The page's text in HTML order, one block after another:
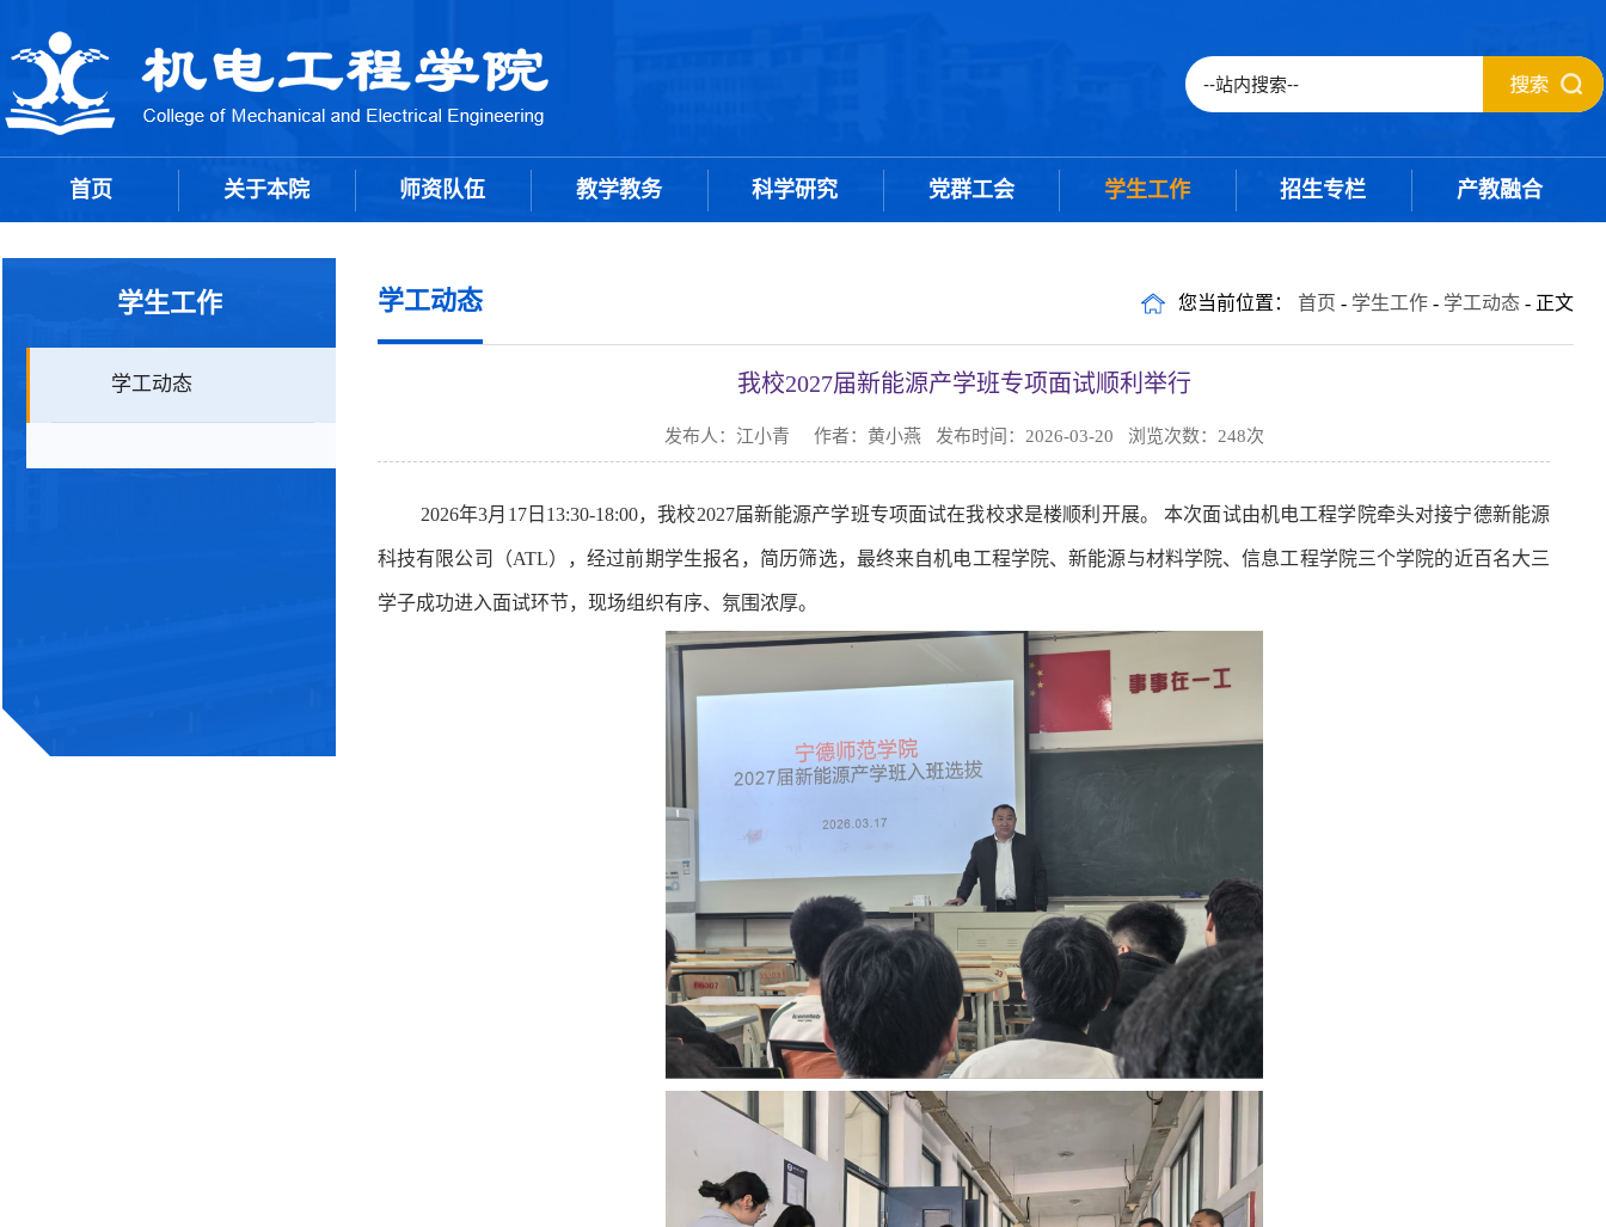
首页 关于本院 师资队伍 教学教务 科学研究 党群工会 学生工作 招生专栏 产教融合
学生工作
学工动态
学工动态 您当前位置： 首页 - 学生工作 - 学工动态 - 正文
我校2027届新能源产学班专项面试顺利举行
发布人：江小青 作者：黄小燕 发布时间：2026-03-20 浏览次数： 248次
2026年3月17日13:30-18:00，我校2027届新能源产学班专项面试在我校求是楼顺利开展。 本次面试由机电工程学院牵头对接宁德新能源
科技有限公司（ATL），经过前期学生报名，简历筛选，最终来自机电工程学院、新能源与材料学院、信息工程学院三个学院的近百名大三
学子成功进入面试环节，现场组织有序、氛围浓厚。